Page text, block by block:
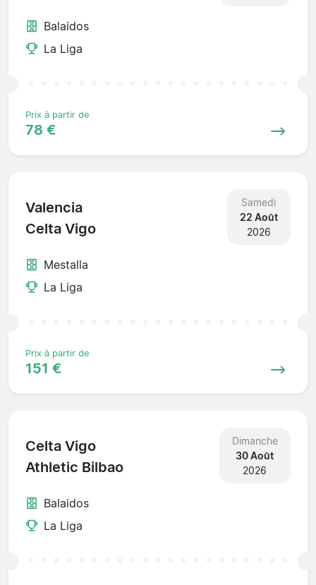
Balaidos
La Liga
Prix à partir de
78 €
Valencia
Celta Vigo
Samedi
22 Août
2026
Mestalla
La Liga
Prix à partir de
151 €
Celta Vigo
Athletic Bilbao
Dimanche
30 Août
2026
Balaidos
La Liga